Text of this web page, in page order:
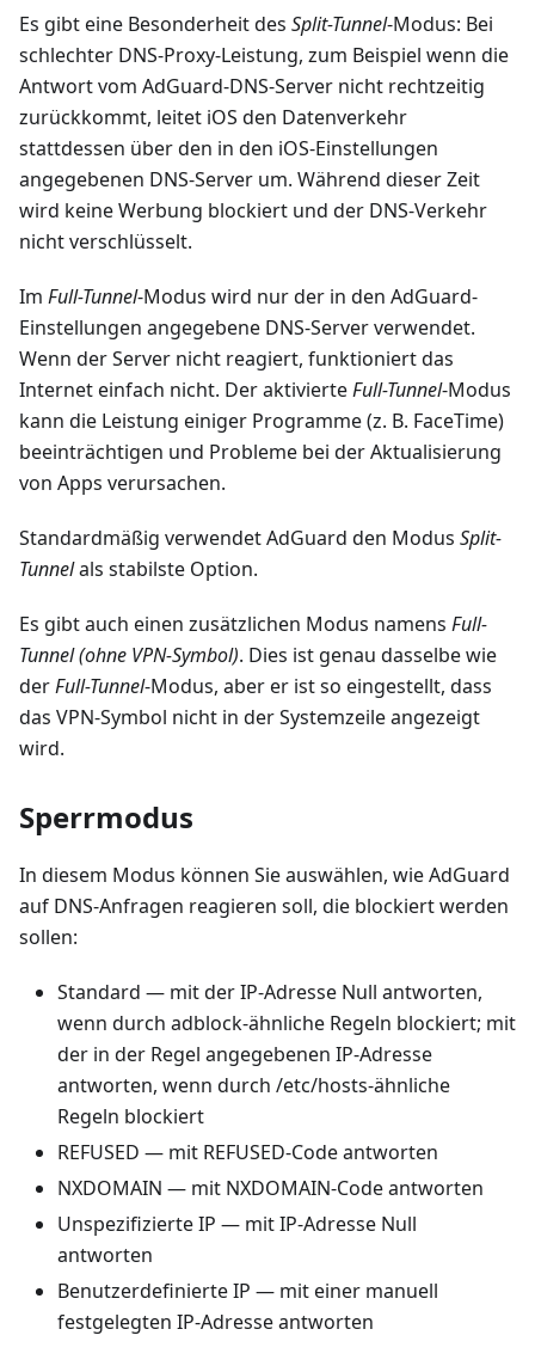
Es gibt eine Besonderheit des Split-Tunnel-Modus: Bei
schlechter DNS-Proxy-Leistung, zum Beispiel wenn die
Antwort vom AdGuard-DNS-Server nicht rechtzeitig
zurückkommt, leitet iOS den Datenverkehr
stattdessen über den in den iOS-Einstellungen
angegebenen DNS-Server um. Während dieser Zeit
wird keine Werbung blockiert und der DNS-Verkehr
nicht verschlüsselt.
Im Full-Tunnel-Modus wird nur der in den AdGuard-
Einstellungen angegebene DNS-Server verwendet.
Wenn der Server nicht reagiert, funktioniert das
Internet einfach nicht. Der aktivierteFull-Tunnel-Modus
kann die Leistung einiger Programme (z. B. FaceTime)
beeinträchtigen und Probleme bei der Aktualisierung
von Apps verursachen.
Standardmäßig verwendet AdGuard den Modus Split-
Tunnelals stabilste Option.
Es gibt auch einen zusätzlichen Modus namens Full-
Tunnel (ohne VPN-Symbol). Dies ist genau dasselbe wie
derFull-Tunnel-Modus, aber er ist so eingestellt, dass
das VPN-Symbol nicht in der Systemzeile angezeigt
wird.
Sperrmodus
In diesem Modus können Sie auswählen, wie AdGuard
auf DNS-Anfragen reagieren soll, die blockiert werden
sollen:
Standard — mit der IP-Adresse Null antworten,
wenn durch adblock-ähnliche Regeln blockiert; mit
der in der Regel angegebenen IP-Adresse
antworten, wenn durch /etc/hosts-ähnliche
Regeln blockiert
REFUSED — mit REFUSED-Code antworten
NXDOMAIN — mit NXDOMAIN-Code antworten
Unspezifizierte IP — mit IP-Adresse Null
antworten
Benutzerdefinierte IP — mit einer manuell
festgelegten IP-Adresse antworten